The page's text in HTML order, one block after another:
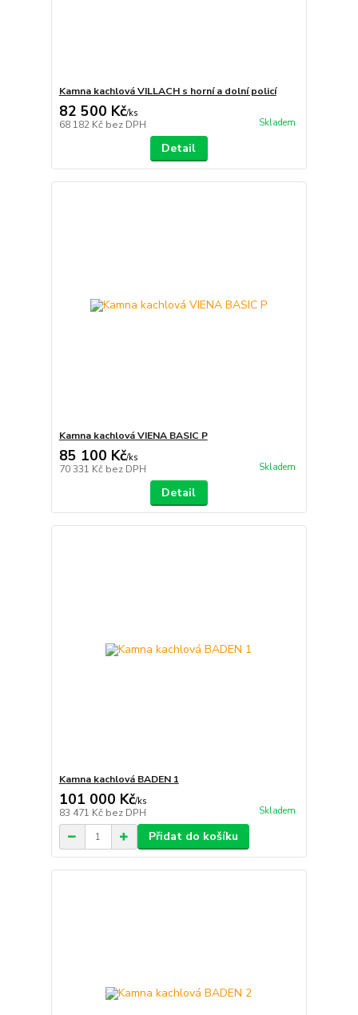
Kamna kachlová VILLACH s horní a dolní policí
82 500 Kč/ks
68 182 Kč bez DPH Skladem
Detail
Kamna kachlová VIENA BASIC P
85 100 Kč/ks
70 331 Kč bez DPH Skladem
Detail
Kamna kachlová BADEN 1
101 000 Kč/ks
83 471 Kč bez DPH Skladem
Přidat do košíku